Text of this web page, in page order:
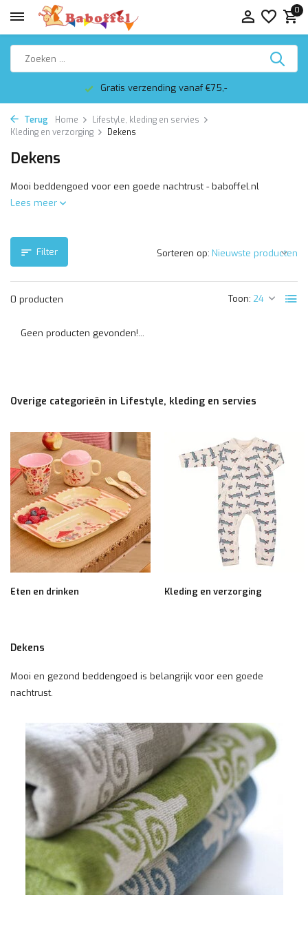
0
Gratis verzending vanaf €75,-
Terug Home
Lifestyle, kleding en servies
Kleding en verzorging
Dekens
Dekens
Mooi beddengoed voor een goede nachtrust - baboffel.nl
Lees meer
Filter
0 producten Toon:
Sorteren op:
Geen producten gevonden!...
Overige categorieën in Lifestyle, kleding en servies
Eten en drinken Kleding en verzorging
Dekens
Mooi en gezond beddengoed is belangrijk voor een goede
nachtrust.